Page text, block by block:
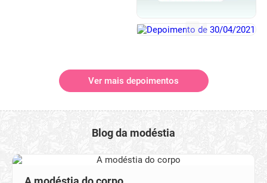
Ver mais depoimentos
Blog da modéstia